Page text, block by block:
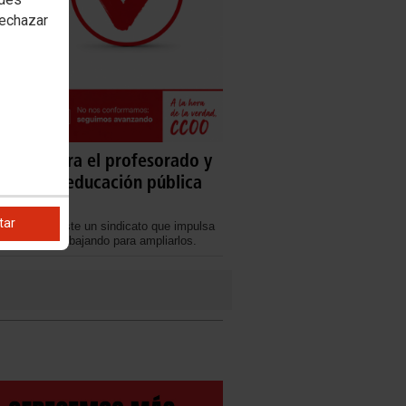
para el profesorado y
para la educación pública
cuando existe un sindicato que impulsa
y sigue trabajando para ampliarlos.